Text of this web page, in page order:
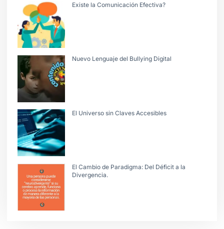
Existe la Comunicación Efectiva?
Nuevo Lenguaje del Bullying Digital
El Universo sin Claves Accesibles
El Cambio de Paradigma: Del Déficit a la
Divergencia.